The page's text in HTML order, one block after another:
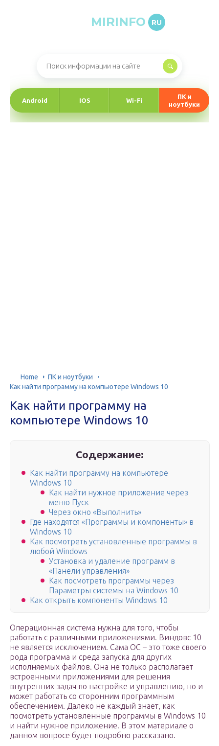
MIRINFO RU
Android IOS Wi-Fi
ПК и
ноутбуки
Home
ПК и ноутбуки
Как найти программу на компьютере Windows 10
Как найти программу на
компьютере Windows 10
Содержание:
Как найти программу на компьютере
Windows 10
Как найти нужное приложение через
меню Пуск
Через окно «Выполнить»
Где находятся «Программы и компоненты» в
Windows 10
Как посмотреть установленные программы в
любой Windows
Установка и удаление программ в
«Панели управления»
Как посмотреть программы через
Параметры системы на Windows 10
Как открыть компоненты Windows 10
Операционная система нужна для того, чтобы
работать с различными приложениями. Виндовс 10
не является исключением. Сама ОС – это тоже своего
рода программа и среда запуска для других
исполняемых файлов. Она не только располагает
встроенными приложениями для решения
внутренних задач по настройке и управлению, но и
может работать со сторонним программным
обеспечением. Далеко не каждый знает, как
посмотреть установленные программы в Windows 10
и найти нужное приложение. В этом материале о
данном вопросе будет подробно рассказано.